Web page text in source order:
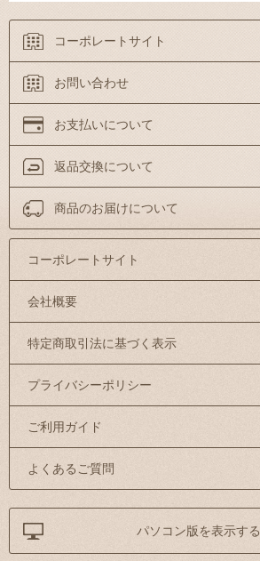
コーポレートサイト
お問い合わせ
お支払いについて
返品交換について
商品のお届けについて
コーポレートサイト
会社概要
特定商取引法に基づく表示
プライバシーポリシー
ご利用ガイド
よくあるご質問
パソコン版を表示する